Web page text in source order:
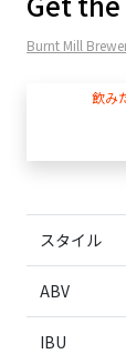
Burnt Mill
飲み
スタイル
ABV
IBU